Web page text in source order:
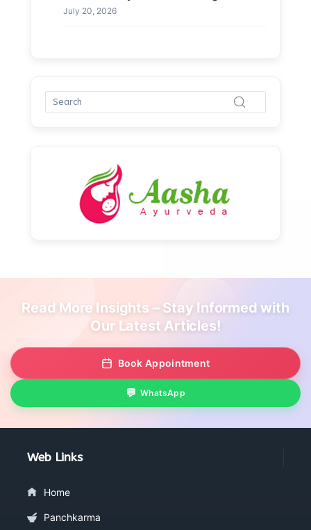
July 20, 2026
Read More Insights – Stay Informed with
Our Latest Articles!
Book Appointment
WhatsApp
Web Links
Home
Panchkarma